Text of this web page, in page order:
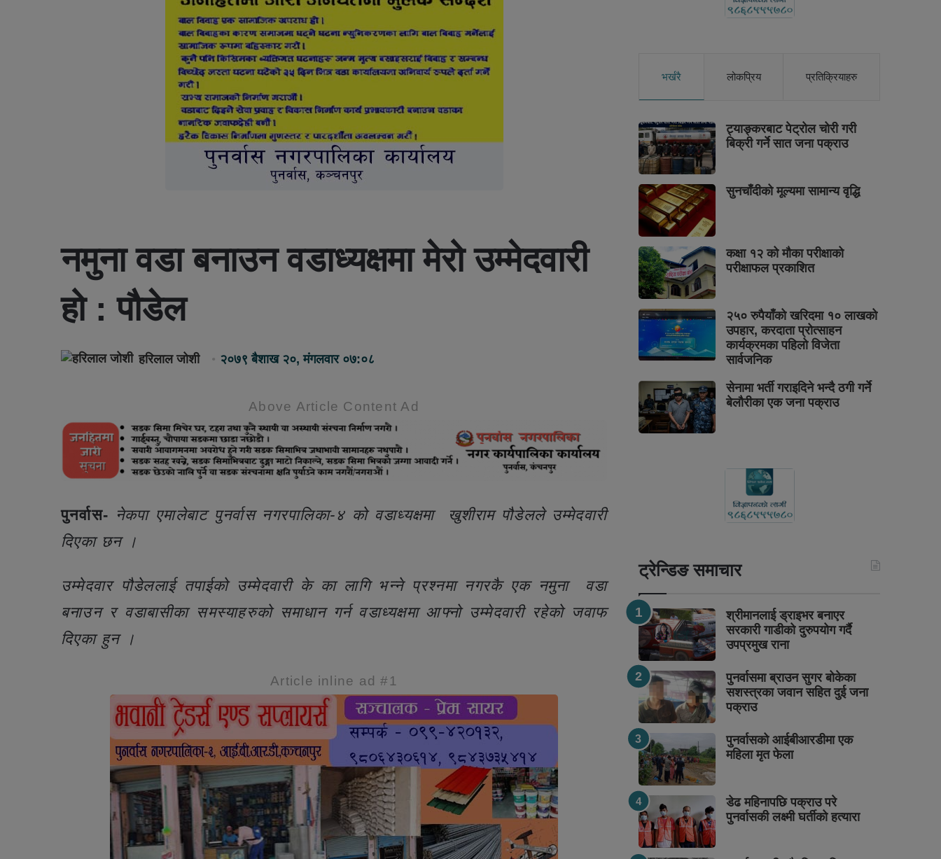
नमुना वडा बनाउन वडाध्यक्षमा मेरो उम्मेदवारी
हो : पौडेल
हरिलाल जोशी २०७९ बैशाख २०, मंगलवार ०७:०८
Above Article Content Ad
पुनर्वास- नेकपा एमालेबाट पुनर्वास नगरपालिका-४ को वडाध्यक्षमा खुशीराम पौडेलले उम्मेदवारी
दिएका छन ।
उम्मेदवार पौडेललाई तपाईको उम्मेदवारी के का लागि भन्ने प्रश्नमा नगरकै एक नमुना वडा
बनाउन र वडाबासीका समस्याहरुको समाधान गर्न वडाध्यक्षमा आफ्नो उम्मेदवारी रहेको जवाफ
दिएका हुन ।
Article inline ad #1
भर्खरै लोकप्रिय प्रतिक्रियाहरु
ट्याङ्करबाट पेट्रोल चोरी गरी
बिक्री गर्ने सात जना पक्राउ
सुनचाँदीको मूल्यमा सामान्य वृद्धि
कक्षा १२ को मौका परीक्षाको
परीक्षाफल प्रकाशित
२५० रुपैयाँको खरिदमा १० लाखको
उपहार, करदाता प्रोत्साहन
कार्यक्रमका पहिलो विजेता
सार्वजनिक
सेनामा भर्ती गराइदिने भन्दै ठगी गर्ने
बेलौरीका एक जना पक्राउ
ट्रेन्डिङ समाचार
श्रीमानलाई ड्राइभर बनाएर
सरकारी गाडीको दुरुपयोग गर्दै
उपप्रमुख राना
पुनर्वासमा ब्राउन सुगर बोकेका
सशस्त्रका जवान सहित दुई जना
पक्राउ
पुनर्वासको आईबीआरडीमा एक
महिला मृत फेला
डेढ महिनापछि पक्राउ परे
पुनर्वासकी लक्ष्मी घर्तीको हत्यारा